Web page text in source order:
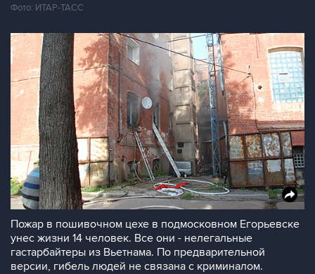
Фото: ИТАР-ТАСС
Пожар в пошивочном цехе в подмосковном Егорьевске
унес жизни 14 человек. Все они - нелегальные
гастарбайтеры из Вьетнама. По предварительной
версии, гибель людей не связана с криминалом.